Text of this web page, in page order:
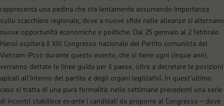
rappresenta una pedina che sta lentamente assumendo importanza
sullo scacchiere regionale, dove a nuove sfide nelle alleanze si alternano
nuove opportunità economiche e politiche. Dal 25 gennaio al 2 febbraio
Hanoi ospiterà il XIII Congresso nazionale del Partito comunista del
Vietnam (Pcv): durante questo evento, che si tiene ogni cinque anni,
verranno dettate le linee guida per il paese, oltre a decretare le posizioni
apicali all’interno del partito e degli organi legislativi. In quest’ultimo
caso si tratta di una pura formalità: nelle settimane precedenti una serie
di incontri stabilisce ex ante i candidati da proporre al Congresso – dove